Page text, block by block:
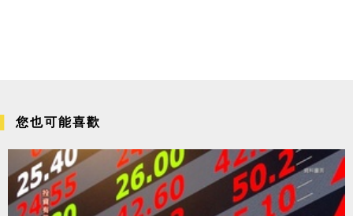
您也可能喜歡